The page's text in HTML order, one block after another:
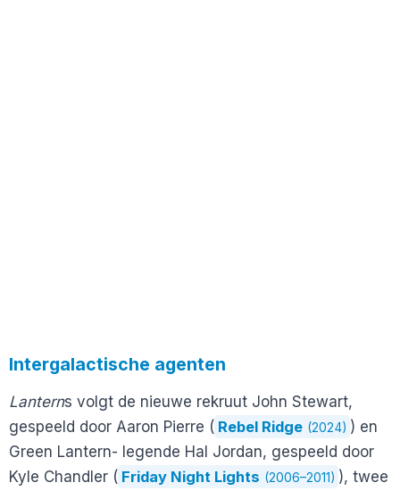
Intergalactische agenten
Lanterns volgt de nieuwe rekruut John Stewart,
gespeeld door Aaron Pierre ( Rebel Ridge (2024) ) en
Green Lantern- legende Hal Jordan, gespeeld door
Kyle Chandler ( Friday Night Lights (2006–2011) ), twee